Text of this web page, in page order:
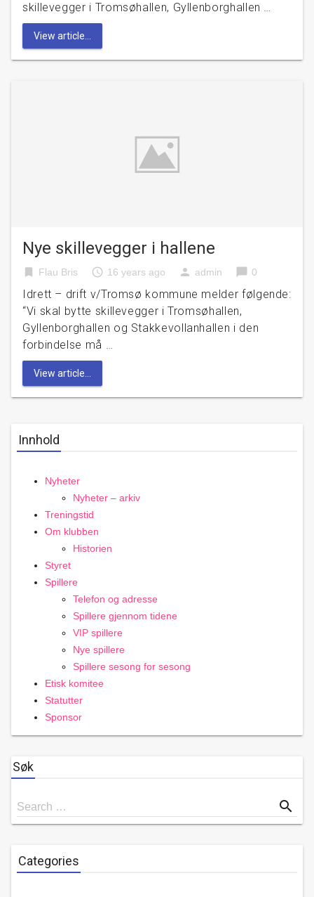
skillevegger i Tromsøhallen, Gyllenborghallen …
View article...
Nye skillevegger i hallene
bookmark Flau Bris access_time 16 years ago person admin chat_bubble 0
Idrett – drift v/Tromsø kommune melder følgende:
“Vi skal bytte skillevegger i Tromsøhallen,
Gyllenborghallen og Stakkevollanhallen i den
forbindelse må …
View article...
Innhold
Nyheter
Nyheter – arkiv
Treningstid
Om klubben
Historien
Styret
Spillere
Telefon og adresse
Spillere gjennom tidene
VIP spillere
Nye spillere
Spillere sesong for sesong
Etisk komitee
Statutter
Sponsor
Søk
Search
for
Search … search
Categories